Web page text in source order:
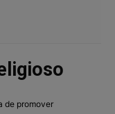
de promover